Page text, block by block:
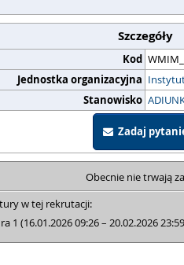
Szczegóły
Kod
Jednostka organizacyjna
Stanowisko
Zadaj
Obecnie nie trwają
w tej rekrutacji:
1 (16.01.2026 09:26 – 20.02.2026